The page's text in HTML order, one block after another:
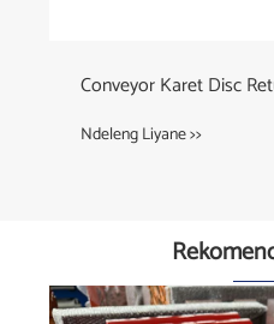
Rok Karet Kab
Ndeleng Liyane >>